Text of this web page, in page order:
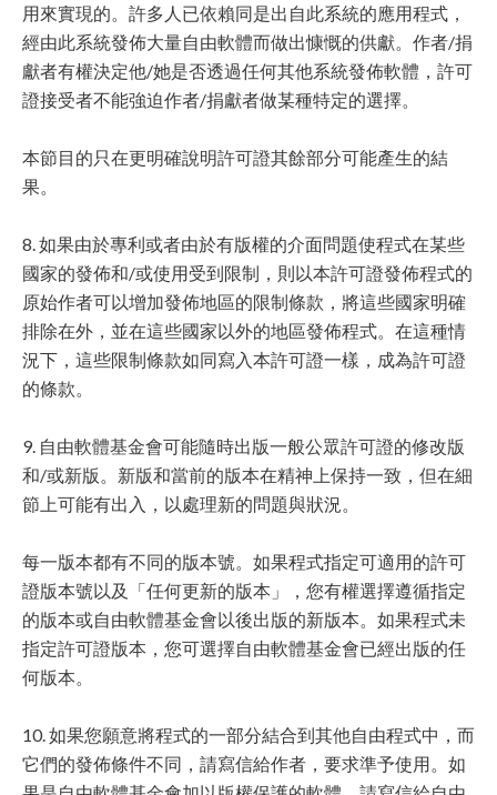
用來實現的。許多人已依賴同是出自此系統的應用程式，
經由此系統發佈大量自由軟體而做出慷慨的供獻。作者/捐
獻者有權決定他/她是否透過任何其他系統發佈軟體，許可
證接受者不能強迫作者/捐獻者做某種特定的選擇。
本節目的只在更明確說明許可證其餘部分可能產生的結
果。
8. 如果由於專利或者由於有版權的介面問題使程式在某些
國家的發佈和/或使用受到限制，則以本許可證發佈程式的
原始作者可以增加發佈地區的限制條款，將這些國家明確
排除在外，並在這些國家以外的地區發佈程式。在這種情
況下，這些限制條款如同寫入本許可證一樣，成為許可證
的條款。
9. 自由軟體基金會可能隨時出版一般公眾許可證的修改版
和/或新版。新版和當前的版本在精神上保持一致，但在細
節上可能有出入，以處理新的問題與狀況。
每一版本都有不同的版本號。如果程式指定可適用的許可
證版本號以及「任何更新的版本」，您有權選擇遵循指定
的版本或自由軟體基金會以後出版的新版本。如果程式未
指定許可證版本，您可選擇自由軟體基金會已經出版的任
何版本。
10. 如果您願意將程式的一部分結合到其他自由程式中，而
它們的發佈條件不同，請寫信給作者，要求準予使用。如